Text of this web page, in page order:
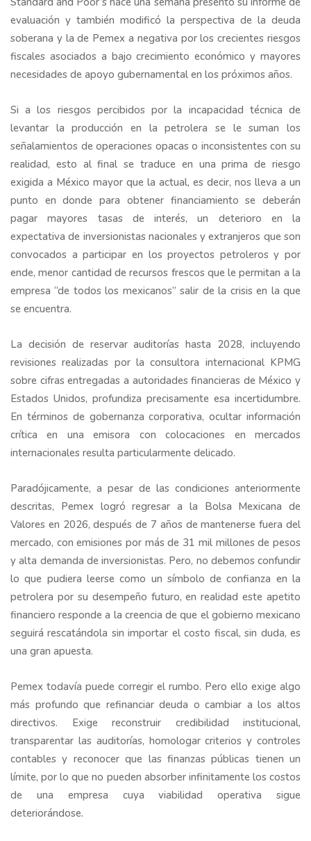
evaluación y también modificó la perspectiva de la deuda
soberana y la de Pemex a negativa por los crecientes riesgos
fiscales asociados a bajo crecimiento económico y mayores
necesidades de apoyo gubernamental en los próximos años.
Si a los riesgos percibidos por la incapacidad técnica de
levantar la producción en la petrolera se le suman los
señalamientos de operaciones opacas o inconsistentes con su
realidad, esto al final se traduce en una prima de riesgo
exigida a México mayor que la actual, es decir, nos lleva a un
punto en donde para obtener financiamiento se deberán
pagar mayores tasas de interés, un deterioro en la
expectativa de inversionistas nacionales y extranjeros que son
convocados a participar en los proyectos petroleros y por
ende, menor cantidad de recursos frescos que le permitan a la
empresa “de todos los mexicanos” salir de la crisis en la que
se encuentra.
La decisión de reservar auditorías hasta 2028, incluyendo
revisiones realizadas por la consultora internacional KPMG
sobre cifras entregadas a autoridades financieras de México y
Estados Unidos, profundiza precisamente esa incertidumbre.
En términos de gobernanza corporativa, ocultar información
crítica en una emisora con colocaciones en mercados
internacionales resulta particularmente delicado.
Paradójicamente, a pesar de las condiciones anteriormente
descritas, Pemex logró regresar a la Bolsa Mexicana de
Valores en 2026, después de 7 años de mantenerse fuera del
mercado, con emisiones por más de 31 mil millones de pesos
y alta demanda de inversionistas. Pero, no debemos confundir
lo que pudiera leerse como un símbolo de confianza en la
petrolera por su desempeño futuro, en realidad este apetito
financiero responde a la creencia de que el gobierno mexicano
seguirá rescatándola sin importar el costo fiscal, sin duda, es
una gran apuesta.
Pemex todavía puede corregir el rumbo. Pero ello exige algo
más profundo que refinanciar deuda o cambiar a los altos
directivos. Exige reconstruir credibilidad institucional,
transparentar las auditorías, homologar criterios y controles
contables y reconocer que las finanzas públicas tienen un
límite, por lo que no pueden absorber infinitamente los costos
de una empresa cuya viabilidad operativa sigue
deteriorándose.